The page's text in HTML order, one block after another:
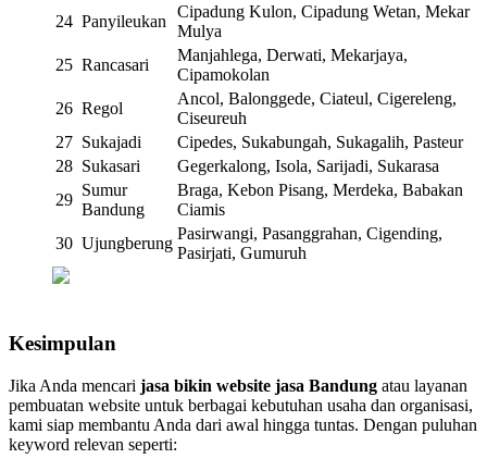
24 Panyileukan
Cipadung Kulon, Cipadung Wetan, Mekar
Mulya
25 Rancasari
Manjahlega, Derwati, Mekarjaya,
Cipamokolan
26 Regol
Ancol, Balonggede, Ciateul, Cigereleng,
Ciseureuh
27 Sukajadi
Cipedes, Sukabungah, Sukagalih, Pasteur
28 Sukasari
Gegerkalong, Isola, Sarijadi, Sukarasa
29
Sumur
Bandung
Braga, Kebon Pisang, Merdeka, Babakan
Ciamis
30 Ujungberung
Pasirwangi, Pasanggrahan, Cigending,
Pasirjati, Gumuruh
Kesimpulan
Jika Anda mencari jasa bikin website jasa Bandung atau layanan
pembuatan website untuk berbagai kebutuhan usaha dan organisasi,
kami siap membantu Anda dari awal hingga tuntas. Dengan puluhan
keyword relevan seperti: